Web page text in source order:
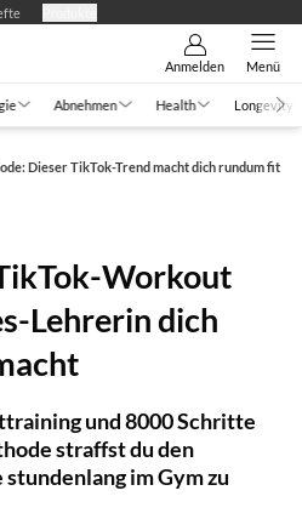
Anmelden Menü
Abnehmen Health Longevity
Dieser TikTok-Trend macht dich rundum fit
Workout
Lehrerin dich
und 8000 Schritte
straffst du den
im Gym zu